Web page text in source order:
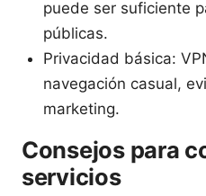
puede ser suficiente
públicas.
Privacidad básica:
navegación casual,
marketing.
Consejos para
servicios